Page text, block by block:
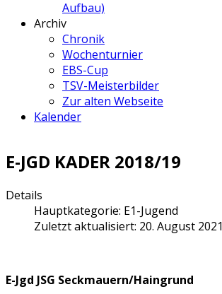
Aufbau)
Archiv
Chronik
Wochenturnier
EBS-Cup
TSV-Meisterbilder
Zur alten Webseite
Kalender
E-JGD KADER 2018/19
Details
Hauptkategorie: E1-Jugend
Zuletzt aktualisiert: 20. August 2021
E-Jgd JSG Seckmauern/Haingrund